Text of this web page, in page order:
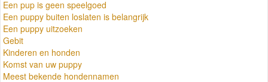
Een pup is geen speelgoed
Een puppy buiten loslaten is belangrijk
Een puppy uitzoeken
Gebit
Kinderen en honden
Komst van uw puppy
Meest bekende hondennamen